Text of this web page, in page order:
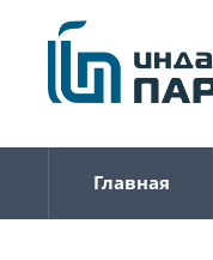
Главная